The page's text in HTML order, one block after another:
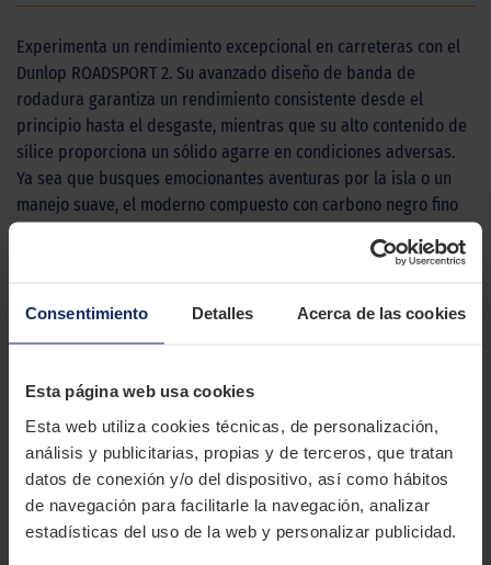
Consentimiento Detalles Acerca de las cookies
Esta página web usa cookies
Esta web utiliza cookies técnicas, de personalización,
análisis y publicitarias, propias y de terceros, que tratan
datos de conexión y/o del dispositivo, así como hábitos
de navegación para facilitarle la navegación, analizar
estadísticas del uso de la web y personalizar publicidad.
Experimenta un rendimiento excepcional en carreteras con el
Dunlop ROADSPORT 2. Su avanzado diseño de banda de
rodadura garantiza un rendimiento consistente desde el
principio hasta el desgaste, mientras que su alto contenido de
sílice proporciona un sólido agarre en condiciones adversas.
Ya sea que busques emocionantes aventuras por la isla o un
manejo suave, el moderno compuesto con carbono negro fino
original para deportivos y roadsters japoneses de alto
primera, un rápido tiempo de calentamiento y una huella
aumenta la longevidad al reducir la abrasión. Mejora tu
tecnología líder, rendimiento excepcional y seguridad en cada
CARACTERÍSTICAS TÉCNICAS